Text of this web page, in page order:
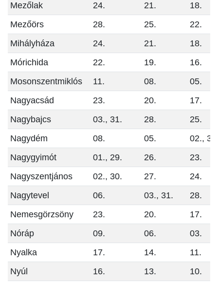
Mezőlak
24. 21.
18.
Mezőörs
28. 25.
22.
Mihályháza
24. 21.
18.
Mórichida
22. 19.
16.
Mosonszentmiklós
11. 08.
05.
Nagyacsád
23. 20.
17.
Nagybajcs
03., 31. 28.
25.
Nagydém
08. 05.
02.,
Nagygyimót
01., 29. 26.
23.
Nagyszentjános
02., 30. 27.
24.
Nagytevel
06. 03., 31.
28.
Nemesgörzsöny
23. 20.
17.
Nóráp
09. 06.
03.
Nyalka
17. 14.
11.
Nyúl
16. 13. 10.